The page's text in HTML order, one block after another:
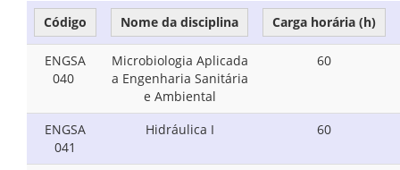
Código Nome da disciplina Carga horária (h)
ENGSA
040
Microbiologia Aplicada
a Engenharia Sanitária
e Ambiental
60
ENGSA
041
Hidráulica I 60